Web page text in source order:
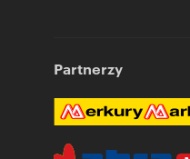
Partnerzy